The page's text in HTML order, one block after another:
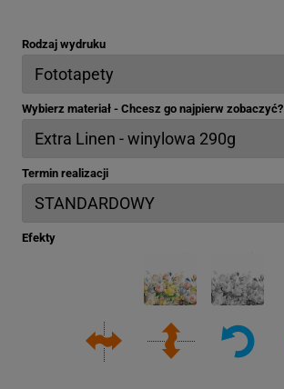
Rodzaj wydruku
Wybierz materiał - Chcesz go najpierw zobaczyć?
Termin realizacji
Efekty